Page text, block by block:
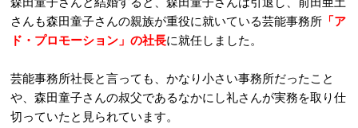
さんも森田童子さんの親族が重役に就いている芸能事務所 「ア
ド・プロモーション」の社長に就任しました。
芸能事務所社長と言っても、かなり小さい事務所だったこと
や、森田童子さんの叔父であるなかにし礼さんが実務を取り仕
切っていたと見られています。